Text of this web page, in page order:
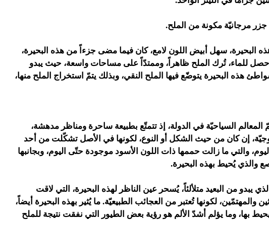
مرجانيّة مكونة من الملح.
البحيرة، سهل أبيض اللون لامع، كان فيما مضى جزءاً من هذه البحيرة،
حصل للماء، تُرك الملح ظاهراً، وممتدّاً على مساحات واسعة، حيث يبدو
هذه البحيرة يتوضّع فيها الملح النقي، وبذلك يتمّ استخراج الملح منها،
السياحيّة في الدولة، إذ تتمتّع بطبيعة ساحرة ومناظر مدهشة،
إن كان من حيث الشكل أو النوع، لكونها في الأصل تشكّلت من أحد
والتي ما زالت حممها ذات اللون الأسود موجودة حتّى اليوم، وبجانبها
والذي يُحيط بهذه البحيرة.
يبدو من البعيد متلألئاً، يُسحر عين الناظر لهذه البحيرة، التي لاقت
والمهتمّين، لكونها تُعتبر من العجائب الطبيعيّة. ما يُثير بهذه البحيرة أيضاً،
بها، وما يؤلم أشدّ الألم هو رؤية بعض الطيور التي نفقت نتيجة للملح